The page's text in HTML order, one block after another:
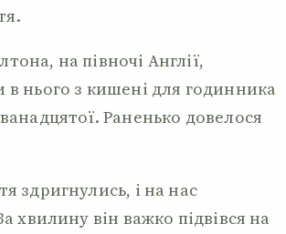
на півночі Англії,
нього з кишені для годинника
Раненько довелося
здригнулись, і на нас
хвилину він важко підвівся на